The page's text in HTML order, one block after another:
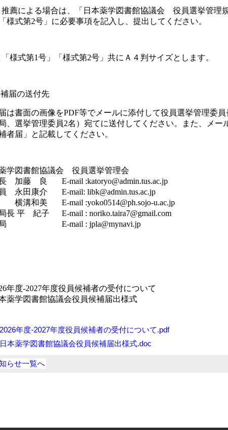
2026年度-2027年度役員候補者の受付について.pdf
日本薬学図書館協議会役員候補届出様式.doc
らせ一覧へ